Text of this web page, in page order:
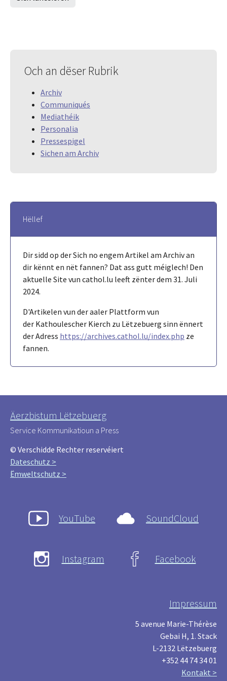
Och an dëser Rubrik
Archiv
Communiqués
Mediathéik
Personalia
Pressespigel
Sichen am Archiv
Hëllef
Dir sidd op der Sich no engem Artikel am Archiv an
dir kënnt en nët fannen? Dat ass gutt méiglech! Den
aktuelle Site vun cathol.lu leeft zënter dem 31. Juli
2024.
D'Artikelen vun der aaler Plattform vun
der Kathoulescher Kierch zu Lëtzebuerg sinn ënnert
der Adress https://archives.cathol.lu/index.php ze
fannen.
Äerzbistum Lëtzebuerg
Service Kommunikatioun a Press
© Verschidde Rechter reservéiert
Dateschutz >
Ëmweltschutz >
YouTube SoundCloud
Instagram Facebook
Impressum
5 avenue Marie-Thérèse
Gebai H, 1. Stack
L-2132 Lëtzebuerg
+352 44 74 34 01
Kontakt >